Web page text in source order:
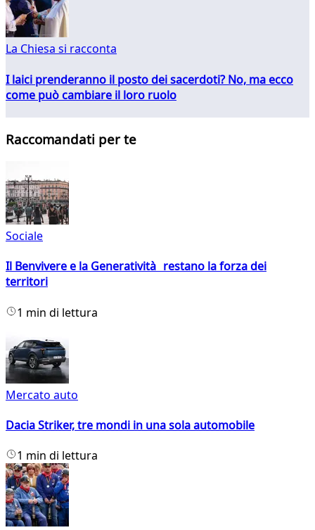
La Chiesa si racconta
I laici prenderanno il posto dei sacerdoti? No, ma ecco
come può cambiare il loro ruolo
Raccomandati per te
Sociale
Il Benvivere e la Generatività restano la forza dei
territori
1 min di lettura
Mercato auto
Dacia Striker, tre mondi in una sola automobile
1 min di lettura